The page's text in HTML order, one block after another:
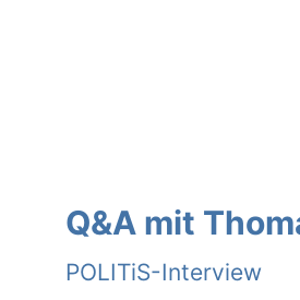
Q&A mit
POLITiS-Interview